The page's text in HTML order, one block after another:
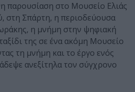
παρουσίαση στο Μουσείο Ελιάς
στη Σπάρτη, η περιοδεύουσα
η μνήμη στην ψηφιακή
της σε ένα ακόμη Μουσείο
τη μνήμη και το έργο ενός
ανεξίτηλα τον σύγχρονο